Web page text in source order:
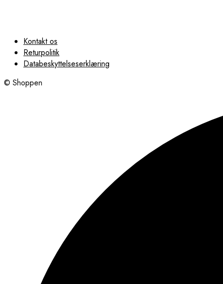
Kontakt os
Returpolitik
Databeskyttelseserklæring
© Shoppen